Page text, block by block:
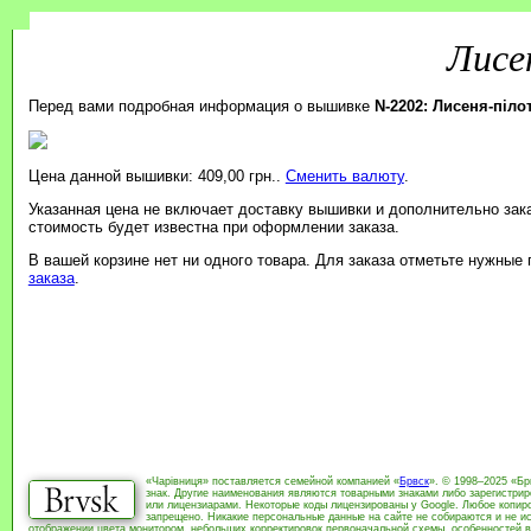
Перед вами подробная информация о вышивке N-2202: Лисеня-
Цена данной вышивки: 409,00 грн.. Сменить валюту.
Указанная цена не включает доставку вышивки и дополнительно
стоимость будет известна при оформлении заказа.
В вашей корзине нет ни одного товара. Для заказа отметьте нужные
заказа.
«Чарівниця» поставляется семейной компанией «Брвск». © 1998–2025
знак. Другие наименования являются товарными знаками либо
или лицензиарами. Некоторые коды лицензированы у Google. Любое
запрещено. Никакие персональные данные на сайте не собираются и не
отображении цвета монитором, небольших корректировок первоначальной схемы,